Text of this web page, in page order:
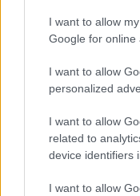
I want to allow
Google for online
I want to allow
personalized
I want to allow
related to
device identifiers
I want to allow
bátran, itt is van az